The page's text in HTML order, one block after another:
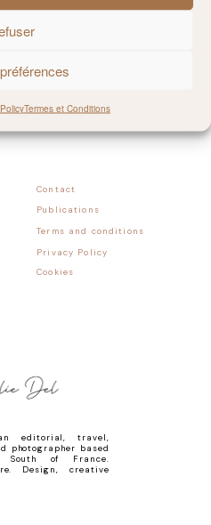
Termes et Conditions
Contact
Publications
editorial, travel,
photographer based
South of France.
Design, creative
Terms and conditions
Privacy Policy
Cookies